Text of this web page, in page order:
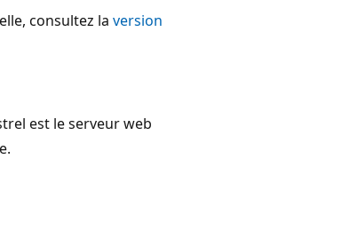
consultez la version
est le serveur web